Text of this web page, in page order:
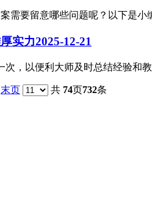
需要留意哪些问题呢？以下是
实力2025-12-21
次，以便利大师及时总结经验
末页 共 74页732条